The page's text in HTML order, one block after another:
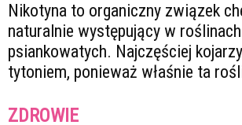
Nikotyna to organiczny związek
naturalnie występujący w
psiankowatych. Najczęściej
tytoniem, ponieważ właśnie ta
ZDROWIE